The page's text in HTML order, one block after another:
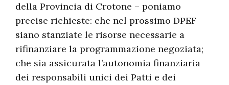
della Provincia di Crotone – poniamo
precise richieste: che nel prossimo DPEF
siano stanziate le risorse necessarie a
rifinanziare la programmazione negoziata;
che sia assicurata l’autonomia finanziaria
dei responsabili unici dei Patti e dei